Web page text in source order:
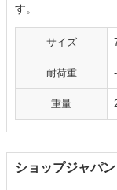
す。
サイズ
耐荷重 -
重量
ショップジャパン